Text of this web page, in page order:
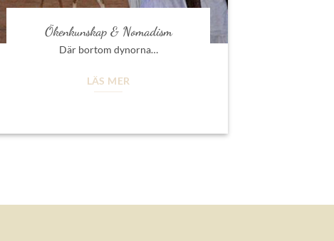
Ökenkunskap & Nomadism
Där bortom dynorna…
LÄS MER